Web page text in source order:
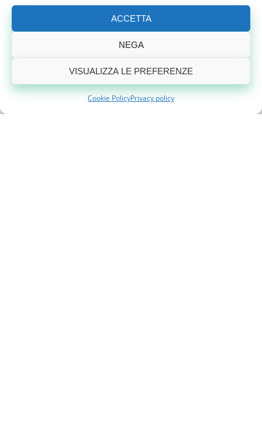
ACCETTA
NEGA
VISUALIZZA LE PREFERENZE
Cookie PolicyPrivacy policy